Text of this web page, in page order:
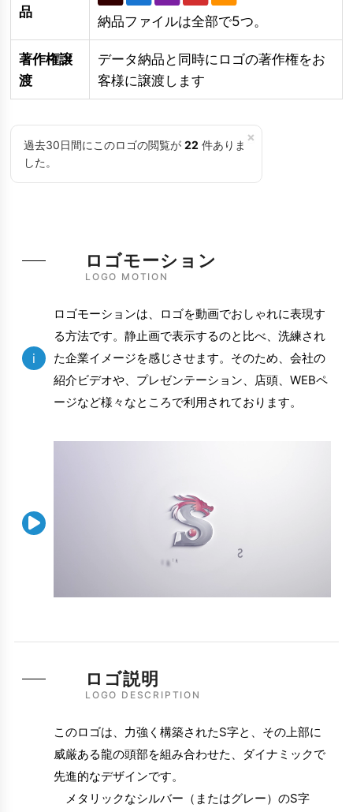
品
納品ファイルは全部で5つ。
著作権譲
渡
データ納品と同時にロゴの著作権をお
客様に譲渡します
×
過去30日間にこのロゴの閲覧が 22 件ありま
した。
LOGO MOTION
ロゴモーション
i
ロゴモーションは、ロゴを動画でおしゃれに表現す
る方法です。静止画で表示するのと比べ、洗練され
た企業イメージを感じさせます。そのため、会社の
紹介ビデオや、プレゼンテーション、店頭、WEBペ
ージなど様々なところで利用されております。

LOGO DESCRIPTION
ロゴ説明
このロゴは、力強く構築されたS字と、その上部に
威厳ある龍の頭部を組み合わせた、ダイナミックで
先進的なデザインです。
メタリックなシルバー（またはグレー）のS字